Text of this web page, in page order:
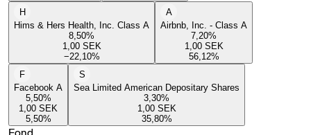
H
Hims & Hers Health, Inc. Class A
8,50%
1,00 SEK
−22,10%
A
Airbnb, Inc. - Class A
7,20%
1,00 SEK
56,12%
F
Facebook A
5,50%
1,00 SEK
5,50%
S
Sea Limited American Depositary Shares
3,30%
1,00 SEK
35,80%